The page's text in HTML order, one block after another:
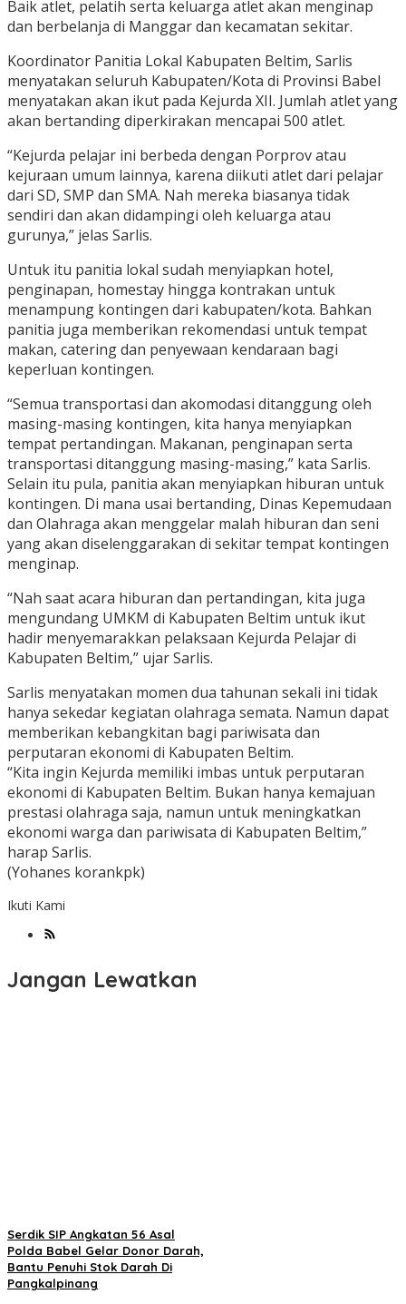
Baik atlet, pelatih serta keluarga atlet akan menginap
dan berbelanja di Manggar dan kecamatan sekitar.
Koordinator Panitia Lokal Kabupaten Beltim, Sarlis
menyatakan seluruh Kabupaten/Kota di Provinsi Babel
menyatakan akan ikut pada Kejurda XII. Jumlah atlet yang
akan bertanding diperkirakan mencapai 500 atlet.
“Kejurda pelajar ini berbeda dengan Porprov atau
kejuraan umum lainnya, karena diikuti atlet dari pelajar
dari SD, SMP dan SMA. Nah mereka biasanya tidak
sendiri dan akan didampingi oleh keluarga atau
gurunya,” jelas Sarlis.
Untuk itu panitia lokal sudah menyiapkan hotel,
penginapan, homestay hingga kontrakan untuk
menampung kontingen dari kabupaten/kota. Bahkan
panitia juga memberikan rekomendasi untuk tempat
makan, catering dan penyewaan kendaraan bagi
keperluan kontingen.
“Semua transportasi dan akomodasi ditanggung oleh
masing-masing kontingen, kita hanya menyiapkan
tempat pertandingan. Makanan, penginapan serta
transportasi ditanggung masing-masing,” kata Sarlis.
Selain itu pula, panitia akan menyiapkan hiburan untuk
kontingen. Di mana usai bertanding, Dinas Kepemudaan
dan Olahraga akan menggelar malah hiburan dan seni
yang akan diselenggarakan di sekitar tempat kontingen
menginap.
“Nah saat acara hiburan dan pertandingan, kita juga
mengundang UMKM di Kabupaten Beltim untuk ikut
hadir menyemarakkan pelaksaan Kejurda Pelajar di
Kabupaten Beltim,” ujar Sarlis.
Sarlis menyatakan momen dua tahunan sekali ini tidak
hanya sekedar kegiatan olahraga semata. Namun dapat
memberikan kebangkitan bagi pariwisata dan
perputaran ekonomi di Kabupaten Beltim.
“Kita ingin Kejurda memiliki imbas untuk perputaran
ekonomi di Kabupaten Beltim. Bukan hanya kemajuan
prestasi olahraga saja, namun untuk meningkatkan
ekonomi warga dan pariwisata di Kabupaten Beltim,”
harap Sarlis.
(Yohanes korankpk)
Ikuti Kami
Jangan Lewatkan
Serdik SIP Angkatan 56 Asal
Polda Babel Gelar Donor Darah,
Bantu Penuhi Stok Darah Di
Pangkalpinang